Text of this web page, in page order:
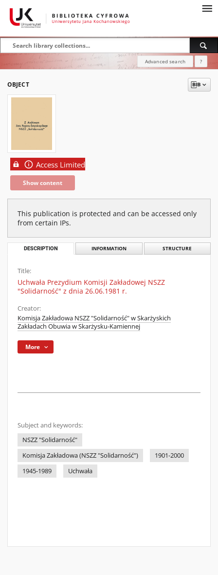
Advanced search ?
OBJECT
Access Limited
Show content
This publication is protected and can be accessed only
from certain IPs.
DESCRIPTION INFORMATION STRUCTURE
Title:
Uchwała Prezydium Komisji Zakładowej NSZZ
"Solidarność" z dnia 26.06.1981 r.
Creator:
Komisja Zakładowa NSZZ "Solidarność" w Skarżyskich
Zakładach Obuwia w Skarżysku-Kamiennej
More
Subject and keywords:
NSZZ "Solidarność"
Komisja Zakładowa (NSZZ "Solidarność")
1901-2000
1945-1989
Uchwała